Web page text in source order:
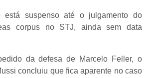
está suspenso até o julgamento do
corpus no STJ, ainda sem data
da defesa de Marcelo Feller, o
concluiu que fica aparente no caso